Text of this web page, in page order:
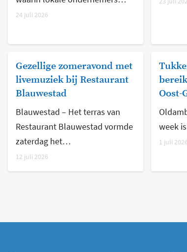
24 juli 2026
Gezellige zomeravond met
livemuziek bij Restaurant
Blauwestad
Blauwestad – Het terras van
Restaurant Blauwestad vormde
zaterdag het…
12 juli 2026
Oost-
week
1 juli 2026